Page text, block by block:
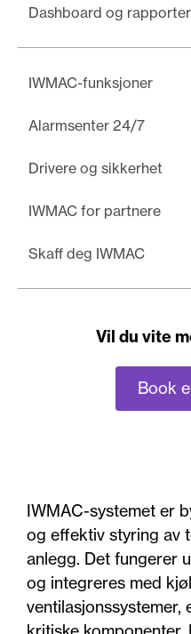
Dashboard og
IWMAC-funksjoner
Alarmsenter 24/7
Drivere og sikkerhet
IWMAC for partnere
Skaff deg IWMAC
Vil du vite
Book
IWMAC-systemet er
og effektiv styring av
anlegg. Det fungerer
og integreres med
ventilasjonssystemer,